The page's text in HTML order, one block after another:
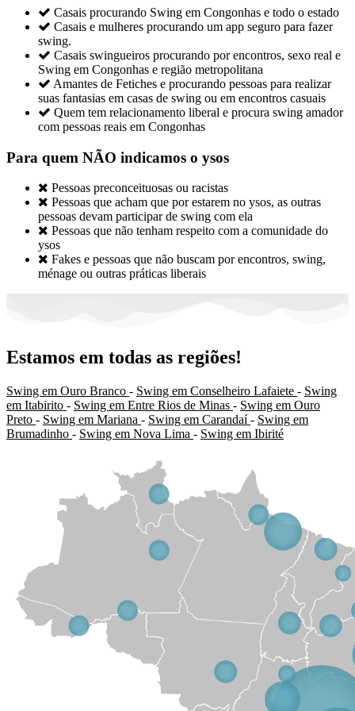
 Casais procurando Swing em Congonhas e todo o estado
 Casais e mulheres procurando um app seguro para fazer
swing.
 Casais swingueiros procurando por encontros, sexo real e
Swing em Congonhas e região metropolitana
 Amantes de Fetiches e procurando pessoas para realizar
suas fantasias em casas de swing ou em encontros casuais
 Quem tem relacionamento liberal e procura swing amador
com pessoas reais em Congonhas
Para quem NÃO indicamos o ysos
 Pessoas preconceituosas ou racistas
 Pessoas que acham que por estarem no ysos, as outras
pessoas devam participar de swing com ela
 Pessoas que não tenham respeito com a comunidade do
ysos
 Fakes e pessoas que não buscam por encontros, swing,
ménage ou outras práticas liberais
Estamos em todas as regiões!
Swing em Ouro Branco - Swing em Conselheiro Lafaiete - Swing
em Itabirito - Swing em Entre Rios de Minas - Swing em Ouro
Preto - Swing em Mariana - Swing em Carandaí- Swing em
Brumadinho - Swing em Nova Lima - Swing em Ibirité